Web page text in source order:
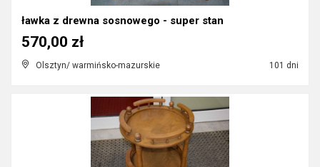
ławka z drewna sosnowego - super stan
Olsztyn/ warmińsko-mazurskie 101 dni
570,00 zł